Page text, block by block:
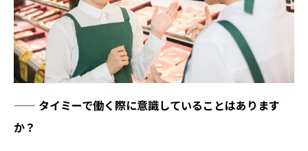
—— タイミーで働く際に意識していることはあります
か？